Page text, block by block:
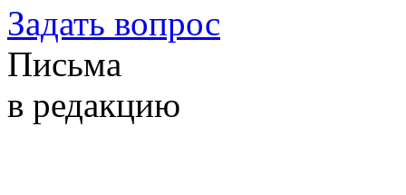
Задать вопрос
Письма
в редакцию